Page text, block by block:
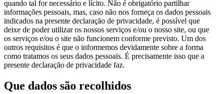
quando tal for necessário e lícito. Não é obrigatório partilhar
informações pessoais, mas, caso não nos forneça os dados pessoais
indicados na presente declaração de privacidade, é possível que
deixe de poder utilizar os nossos serviços e/ou o nosso site, ou que
os serviços e/ou o site não funcionem conforme previsto. Um dos
outros requisitos é que o informemos devidamente sobre a forma
como tratamos os seus dados pessoais. É precisamente isso que a
presente declaração de privacidade faz.
Que dados são recolhidos